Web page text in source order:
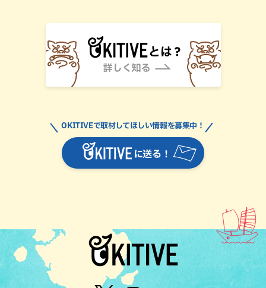
に送る！
OKITIVEで取材してほしい情報を募集中！